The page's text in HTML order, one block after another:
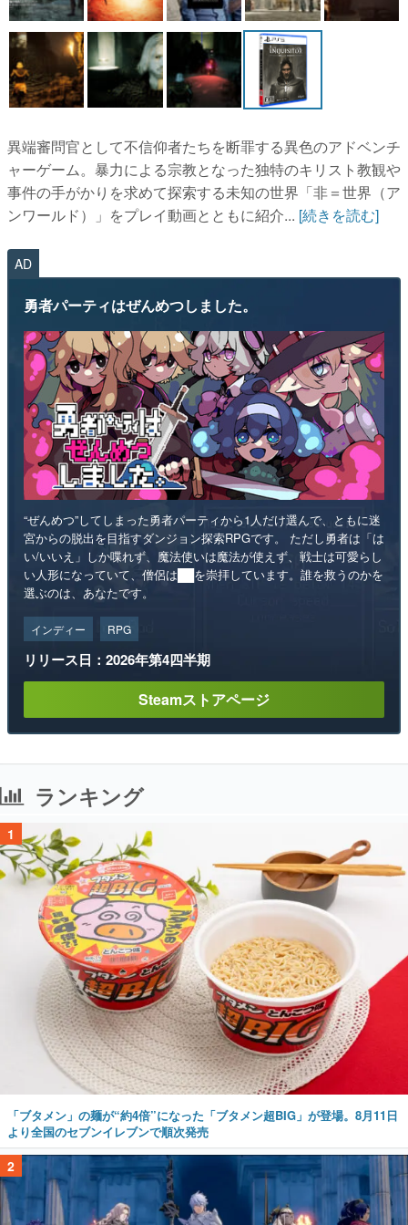
異端審問官として不信仰者たちを断罪する異色のアドベンチ
ャーゲーム。暴力による宗教となった独特のキリスト教観や
事件の手がかりを求めて探索する未知の世界「非＝世界（ア
ンワールド）」をプレイ動画とともに紹介... [続きを読む]
AD
勇者パーティはぜんめつしました。
“ぜんめつ”してしまった勇者パーティから1人だけ選んで、ともに迷
宮からの脱出を目指すダンジョン探索RPGです。 ただし勇者は「は
い/いいえ」しか喋れず、魔法使いは魔法が使えず、戦士は可愛らし
い人形になっていて、僧侶は██を崇拝しています。誰を救うのかを
選ぶのは、あなたです。
インディー RPG
リリース日：2026年第4四半期
Steamストアページ
ランキング
1
「ブタメン」の麺が“約4倍”になった「ブタメン超BIG」が登場。8月11日
より全国のセブンイレブンで順次発売
2